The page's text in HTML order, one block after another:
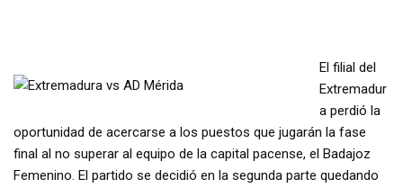
El filial del
Extremadur
a perdió la
oportunidad de acercarse a los puestos que jugarán la fase
final al no superar al equipo de la capital pacense, el Badajoz
Femenino. El partido se decidió en la segunda parte quedando